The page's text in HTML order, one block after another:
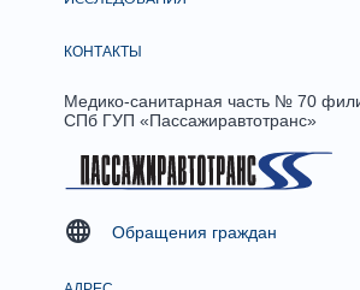
КОНТАКТЫ
Медико-санитарная часть № 70
СПб ГУП «Пассажиравтотранс»
Обращения граждан